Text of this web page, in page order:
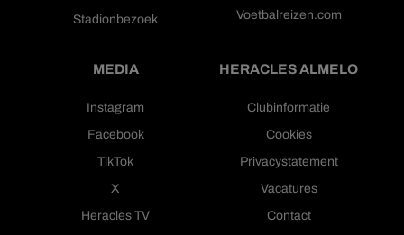
Stadionbezoek
Voetbalreizen.com
MEDIA
Instagram
Facebook
TikTok
X
Heracles TV
HERACLES ALMELO
Clubinformatie
Cookies
Privacystatement
Vacatures
Contact